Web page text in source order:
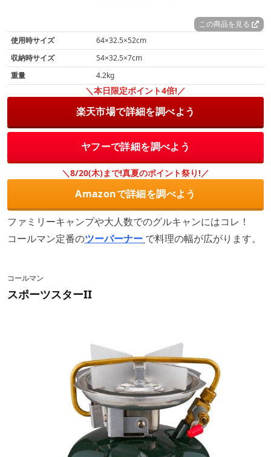
この商品を見る
使用時サイズ
64×32.5×52cm
収納時サイズ
54×32.5×7cm
重量
4.2kg
＼本日限定ポイント4倍!／
楽天市場で詳細を調べよう
ヤフーで詳細を調べよう
＼8/20(木)まで!真夏のポイント祭り!／
Amazonで詳細を調べよう
ファミリーキャンプや大人数でのグルキャンにはコレ！
コールマン定番のツーバーナー で料理の幅が広がります。
コールマン
スポーツスターII